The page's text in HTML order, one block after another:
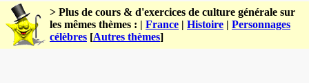
> Plus de cours & d'exercices de culture générale sur
les mêmes thèmes : | France | Histoire | Personnages
célèbres [Autres thèmes]